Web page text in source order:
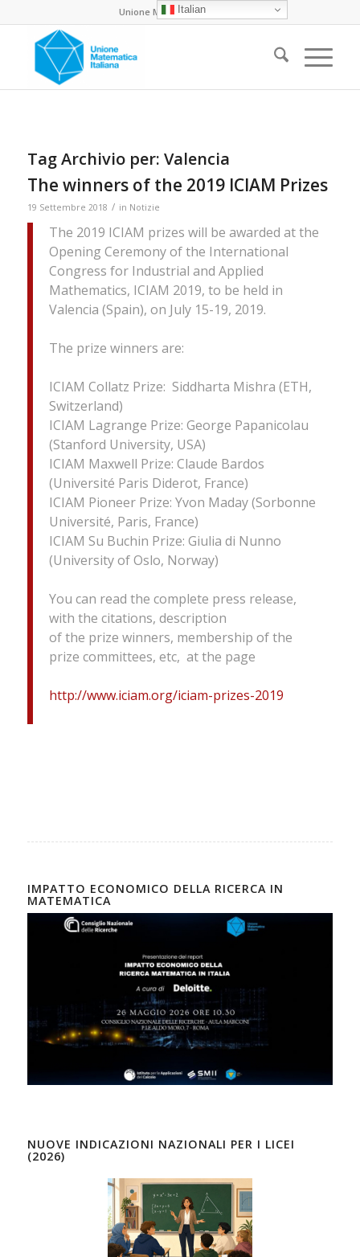
Unione Matematica Italiana
Tag Archivio per: Valencia
The winners of the 2019 ICIAM Prizes
19 Settembre 2018 / in Notizie
The 2019 ICIAM prizes will be awarded at the
Opening Ceremony of the International
Congress for Industrial and Applied
Mathematics, ICIAM 2019, to be held in
Valencia (Spain), on July 15-19, 2019.
The prize winners are:
ICIAM Collatz Prize: Siddharta Mishra (ETH,
Switzerland)
ICIAM Lagrange Prize: George Papanicolau
(Stanford University, USA)
ICIAM Maxwell Prize: Claude Bardos
(Université Paris Diderot, France)
ICIAM Pioneer Prize: Yvon Maday (Sorbonne
Université, Paris, France)
ICIAM Su Buchin Prize: Giulia di Nunno
(University of Oslo, Norway)
You can read the complete press release,
with the citations, description
of the prize winners, membership of the
prize committees, etc, at the page
http://www.iciam.org/iciam-prizes-2019
IMPATTO ECONOMICO DELLA RICERCA IN
MATEMATICA
NUOVE INDICAZIONI NAZIONALI PER I LICEI
(2026)
Italian